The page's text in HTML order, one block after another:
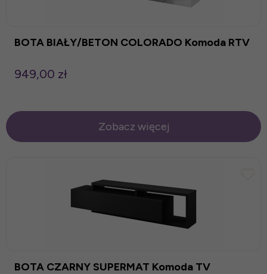
BOTA BIAŁY/BETON COLORADO Komoda RTV
949,00 zł
Zobacz więcej
BOTA CZARNY SUPERMAT Komoda TV